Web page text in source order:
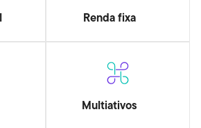
Renda fixa
Multiativos